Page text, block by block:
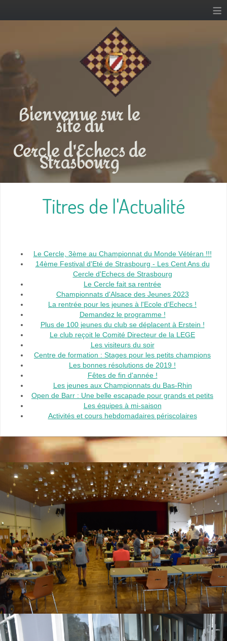
≡
Bienvenue sur le
site du
Cercle d'Echecs de
Strasbourg
Titres de l'Actualité
Le Cercle, 3ème au Championnat du Monde Vétéran !!!
14ème Festival d'Eté de Strasbourg - Les Cent Ans du
Cercle d'Echecs de Strasbourg
Le Cercle fait sa rentrée
Championnats d'Alsace des Jeunes 2023
La rentrée pour les jeunes à l'Ecole d'Echecs !
Demandez le programme !
Plus de 100 jeunes du club se déplacent à Erstein !
Le club reçoit le Comité Directeur de la LEGE
Les visiteurs du soir
Centre de formation : Stages pour les petits champions
Les bonnes résolutions de 2019 !
Fêtes de fin d'année !
Les jeunes aux Championnats du Bas-Rhin
Open de Barr : Une belle escapade pour grands et petits
Les équipes à mi-saison
Activités et cours hebdomadaires périscolaires